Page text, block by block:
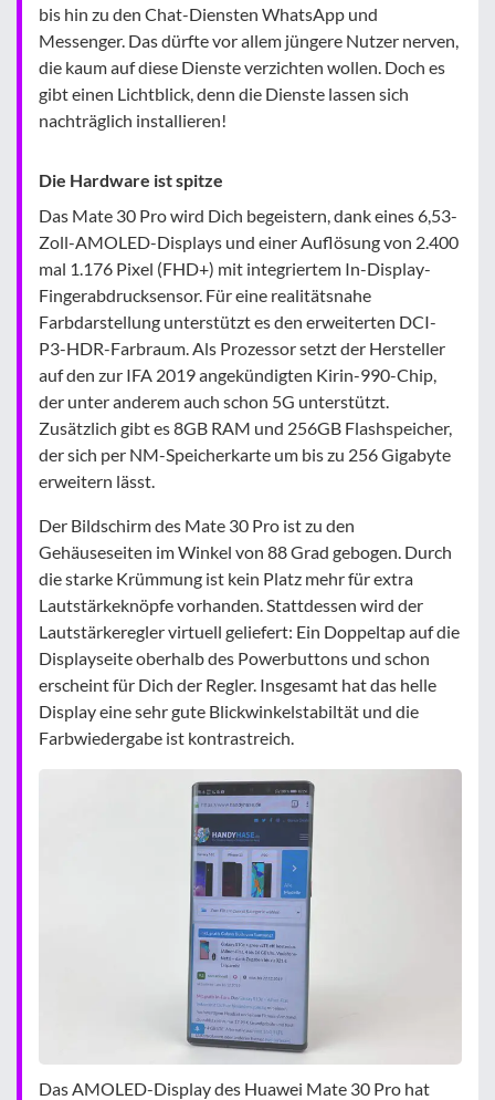
bis hin zu den Chat-Diensten WhatsApp und
Messenger. Das dürfte vor allem jüngere Nutzer nerven,
die kaum auf diese Dienste verzichten wollen. Doch es
gibt einen Lichtblick, denn die Dienste lassen sich
nachträglich installieren!
Die Hardware ist spitze
Das Mate 30 Pro wird Dich begeistern, dank eines 6,53-
Zoll-AMOLED-Displays und einer Auflösung von 2.400
mal 1.176 Pixel (FHD+) mit integriertem In-Display-
Fingerabdrucksensor. Für eine realitätsnahe
Farbdarstellung unterstützt es den erweiterten DCI-
P3-HDR-Farbraum. Als Prozessor setzt der Hersteller
auf den zur IFA 2019 angekündigten Kirin-990-Chip,
der unter anderem auch schon 5G unterstützt.
Zusätzlich gibt es 8GB RAM und 256GB Flashspeicher,
der sich per NM-Speicherkarte um bis zu 256 Gigabyte
erweitern lässt.
Der Bildschirm des Mate 30 Pro ist zu den
Gehäuseseiten im Winkel von 88 Grad gebogen. Durch
die starke Krümmung ist kein Platz mehr für extra
Lautstärkeknöpfe vorhanden. Stattdessen wird der
Lautstärkeregler virtuell geliefert: Ein Doppeltap auf die
Displayseite oberhalb des Powerbuttons und schon
erscheint für Dich der Regler. Insgesamt hat das helle
Display eine sehr gute Blickwinkelstabiltät und die
Farbwiedergabe ist kontrastreich.
Das AMOLED-Display des Huawei Mate 30 Pro hat